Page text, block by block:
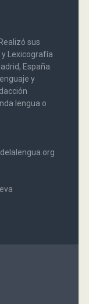
sus
Lexicografía
España.
y
lengua o